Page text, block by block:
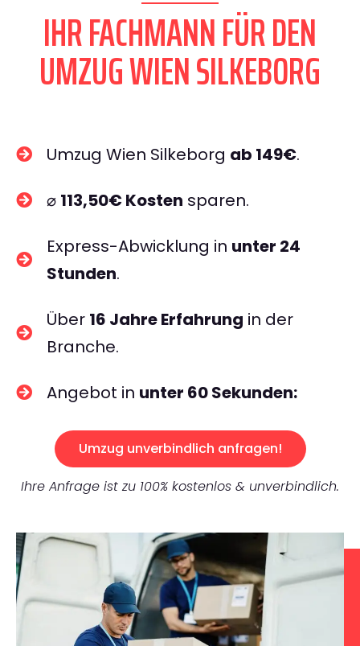
IHR FACHMANN FÜR DEN
UMZUG WIEN SILKEBORG
Umzug Wien Silkeborg ab 149€.
⌀ 113,50€ Kosten sparen.
Express-Abwicklung in unter 24
Stunden.
Über 16 Jahre Erfahrung in der
Branche.
Angebot in unter 60 Sekunden:
Umzug unverbindlich anfragen!
Ihre Anfrage ist zu 100% kostenlos & unverbindlich.